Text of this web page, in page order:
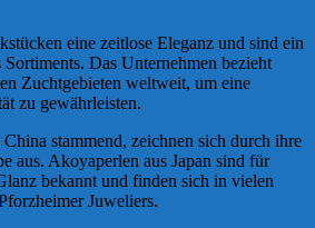
eine zeitlose Eleganz und sind ein
Das Unternehmen bezieht
Zuchtgebieten weltweit, um eine
zu gewährleisten.
stammend, zeichnen sich durch ihre
aus. Akoyaperlen aus Japan sind für
bekannt und finden sich in vielen
Juweliers.